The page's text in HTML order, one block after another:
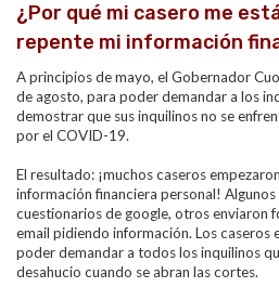
¿Por qué mi casero me
repente mi información
A principios de mayo, el Gobernador
de agosto, para poder demandar a los
demostrar que sus inquilinos no se
por el COVID-19.
El resultado: ¡muchos caseros
información financiera personal!
cuestionarios de google, otros enviaron
email pidiendo información. Los caseros
poder demandar a todos los inquilinos
desahucio cuando se abran las cortes.